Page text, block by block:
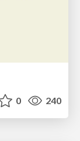
0 240